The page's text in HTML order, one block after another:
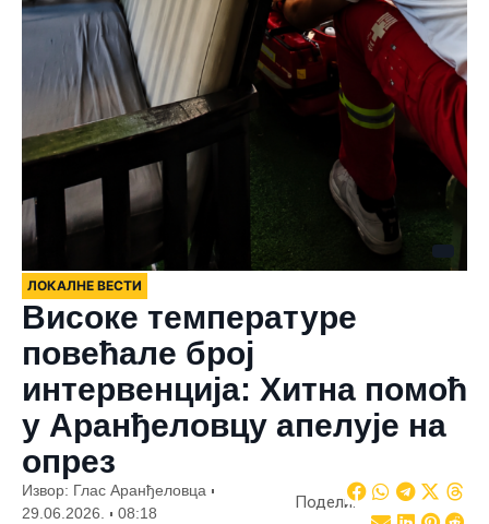
ЛОКАЛНЕ ВЕСТИ
Високе температуре
повећале број
интервенција: Хитна помоћ
у Аранђеловцу апелује на
опрез
Извор: Глас Аранђеловца
29.06.2026.
08:18
Подели: